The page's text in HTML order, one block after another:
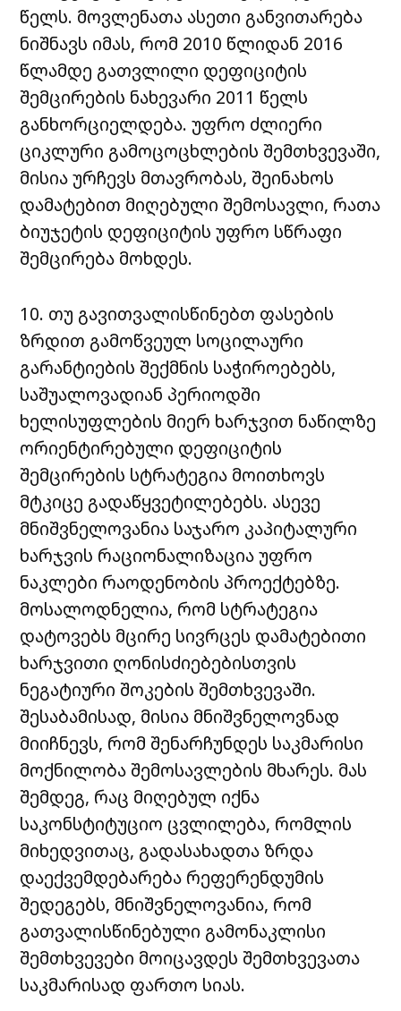
წელს. მოვლენათა ასეთი განვითარება
ნიშნავს იმას, რომ 2010 წლიდან 2016
წლამდე გათვლილი დეფიციტის
შემცირების ნახევარი 2011 წელს
განხორციელდება. უფრო ძლიერი
ციკლური გამოცოცხლების შემთხვევაში,
მისია ურჩევს მთავრობას, შეინახოს
დამატებით მიღებული შემოსავლი, რათა
ბიუჯეტის დეფიციტის უფრო სწრაფი
შემცირება მოხდეს.
10. თუ გავითვალისწინებთ ფასების
ზრდით გამოწვეულ სოცილაური
გარანტიების შექმნის საჭიროებებს,
საშუალოვადიან პერიოდში
ხელისუფლების მიერ ხარჯვით ნაწილზე
ორიენტირებული დეფიციტის
შემცირების სტრატეგია მოითხოვს
მტკიცე გადაწყვეტილებებს. ასევე
მნიშვნელოვანია საჯარო კაპიტალური
ხარჯვის რაციონალიზაცია უფრო
ნაკლები რაოდენობის პროექტებზე.
მოსალოდნელია, რომ სტრატეგია
დატოვებს მცირე სივრცეს დამატებითი
ხარჯვითი ღონისძიებებისთვის
ნეგატიური შოკების შემთხვევაში.
შესაბამისად, მისია მნიშვნელოვნად
მიიჩნევს, რომ შენარჩუნდეს საკმარისი
მოქნილობა შემოსავლების მხარეს. მას
შემდეგ, რაც მიღებულ იქნა
საკონსტიტუციო ცვლილება, რომლის
მიხედვითაც, გადასახადთა ზრდა
დაექვემდებარება რეფერენდუმის
შედეგებს, მნიშვნელოვანია, რომ
გათვალისწინებული გამონაკლისი
შემთხვევები მოიცავდეს შემთხვევათა
საკმარისად ფართო სიას.